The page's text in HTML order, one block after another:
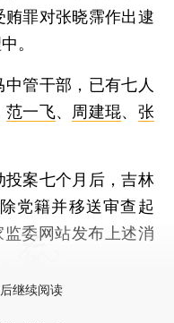
罪对张晓霈作出逮
。
管干部，已有七人
范一飞、 周建琨、 张
案七个月后，吉林
党籍并移送审查起
委网站发布上述消
继续阅读